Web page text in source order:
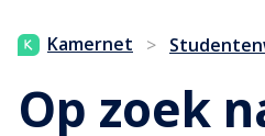
Kamernet >
Op zoek